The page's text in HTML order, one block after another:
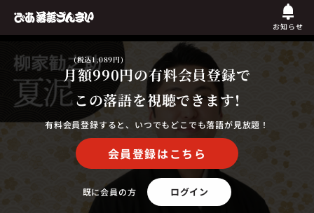
お知らせ
月額990円
(税込1,089円)
の有料会員登録で
この落語を視聴できます!
有料会員登録すると、いつでもどこでも落語が見放題！
会員登録はこちら
既に会員の方 ログイン